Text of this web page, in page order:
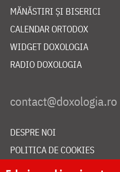
MĂNĂSTIRI ȘI BISERICI
CALENDAR ORTODOX
WIDGET DOXOLOGIA
RADIO DOXOLOGIA
DESPRE NOI
POLITICA DE COOKIES
DONEAZĂ ONLINE PENTRU